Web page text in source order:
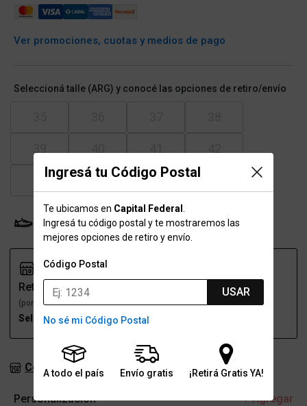
Ingresá tu Código Postal
Te ubicamos en Capital Federal
Ingresá tu código postal y te mostraremos las
mejores opciones de retiro y envío.
Código Postal
USAR
No sé mi Código Postal
A todo el país Envío gratis ¡Retirá Gratis YA!
Ver promociones, cuotas y medios de pago
Seleccioná talle (ARG) y conocé las opciones de retiro/envío
43 44 45
Probador Virtual Tabla de talles
Retiro
(por una sucursal)
Seleccioná talle
(a domicilio)
Consultar stock en sucursales
Personalización + Agregar